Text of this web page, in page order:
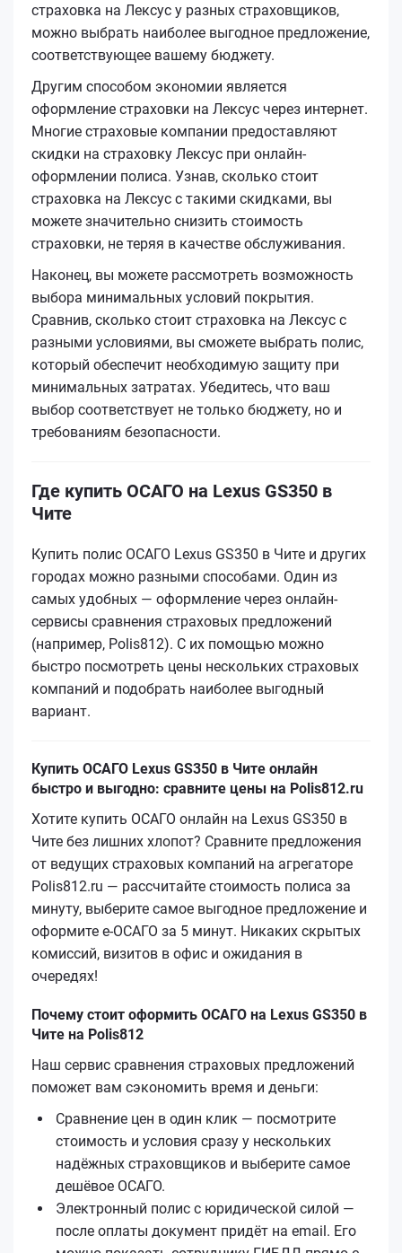
страховка на Лексус у разных страховщиков,
можно выбрать наиболее выгодное предложение,
соответствующее вашему бюджету.
Другим способом экономии является
оформление страховки на Лексус через интернет.
Многие страховые компании предоставляют
скидки на страховку Лексус при онлайн-
оформлении полиса. Узнав, сколько стоит
страховка на Лексус с такими скидками, вы
можете значительно снизить стоимость
страховки, не теряя в качестве обслуживания.
Наконец, вы можете рассмотреть возможность
выбора минимальных условий покрытия.
Сравнив, сколько стоит страховка на Лексус с
разными условиями, вы сможете выбрать полис,
который обеспечит необходимую защиту при
минимальных затратах. Убедитесь, что ваш
выбор соответствует не только бюджету, но и
требованиям безопасности.
Где купить ОСАГО на Lexus GS350 в
Чите
Купить полис ОСАГО Lexus GS350 в Чите и других
городах можно разными способами. Один из
самых удобных — оформление через онлайн-
сервисы сравнения страховых предложений
(например, Polis812). С их помощью можно
быстро посмотреть цены нескольких страховых
компаний и подобрать наиболее выгодный
вариант.
Купить ОСАГО Lexus GS350 в Чите онлайн
быстро и выгодно: сравните цены на Polis812.ru
Хотите купить ОСАГО онлайн на Lexus GS350 в
Чите без лишних хлопот? Сравните предложения
от ведущих страховых компаний на агрегаторе
Polis812.ru — рассчитайте стоимость полиса за
минуту, выберите самое выгодное предложение и
оформите е‑ОСАГО за 5 минут. Никаких скрытых
комиссий, визитов в офис и ожидания в
очередях!
Почему стоит оформить ОСАГО на Lexus GS350 в
Чите на Polis812
Наш сервис сравнения страховых предложений
поможет вам сэкономить время и деньги:
Сравнение цен в один клик — посмотрите
стоимость и условия сразу у нескольких
надёжных страховщиков и выберите самое
дешёвое ОСАГО.
Электронный полис с юридической силой —
после оплаты документ придёт на email. Его